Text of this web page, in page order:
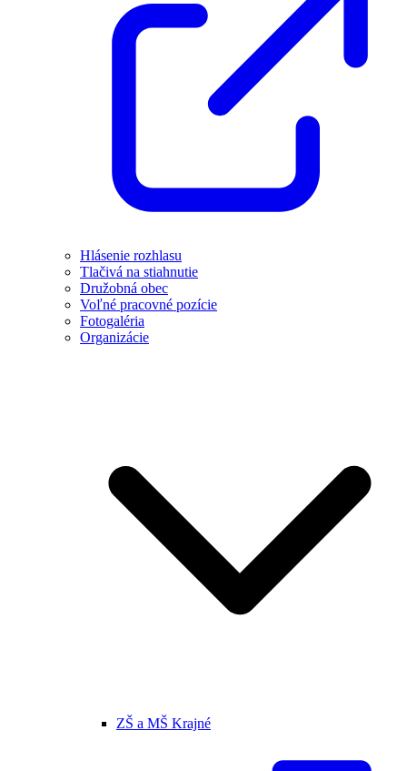
Hlásenie rozhlasu
Tlačivá na stiahnutie
Družobná obec
Voľné pracovné pozície
Fotogaléria
Organizácie
ZŠ a MŠ Krajné